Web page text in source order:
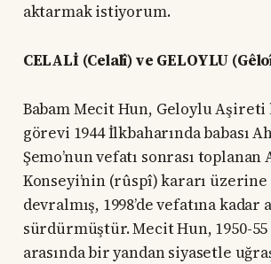
aktarmak istiyorum.
CELALİ (Celalî) ve GELOYLU
Babam Mecit Hun, Geloylu
görevi 1944 İlkbaharında babası
Şemo’nun vefatı sonrası toplanan
Konseyi’nin (rûspî) kararı üzerine
devralmış, 1998’de vefatına kadar
sürdürmüştür. Mecit Hun, 1950-
arasında bir yandan siyasetle